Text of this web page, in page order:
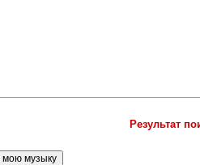
Результат